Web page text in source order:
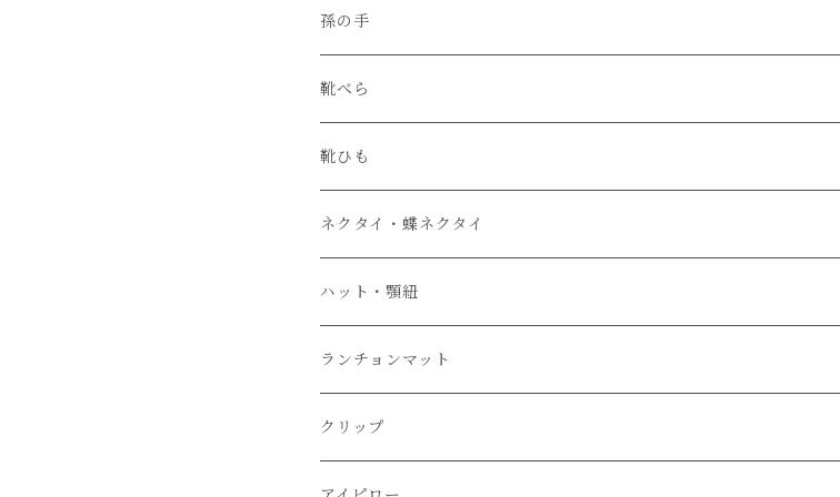
孫の手
靴べら
靴ひも
ネクタイ・蝶ネクタイ
ワンタッチネクタイ
蝶ネクタイ
ハット・顎紐
ランチョンマット
クリップ